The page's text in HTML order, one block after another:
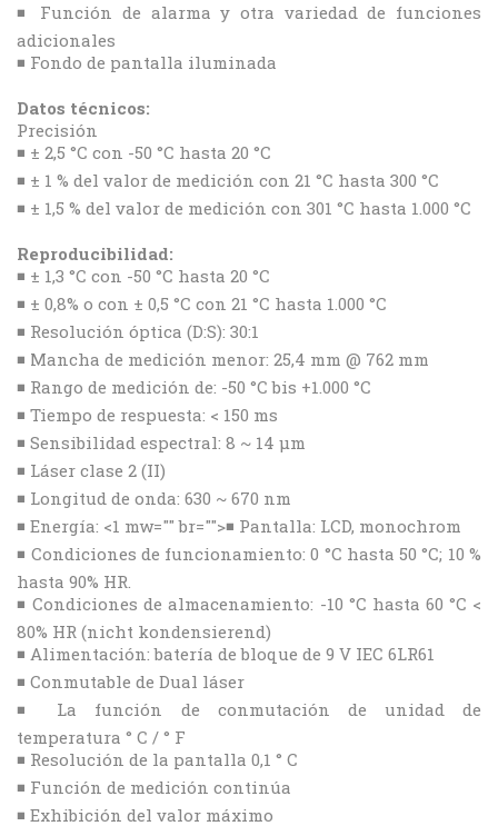
◾ Función de alarma y otra variedad de funciones
adicionales
◾ Fondo de pantalla iluminada
Datos técnicos:
Precisión
◾ ± 2,5 °C con -50 °C hasta 20 °C
◾ ± 1 % del valor de medición con 21 °C hasta 300 °C
◾ ± 1,5 % del valor de medición con 301 °C hasta 1.000 °C
Reproducibilidad:
◾ ± 1,3 °C con -50 °C hasta 20 °C
◾ ± 0,8% o con ± 0,5 °C con 21 °C hasta 1.000 °C
◾ Resolución óptica (D:S): 30:1
◾ Mancha de medición menor: 25,4 mm @ 762 mm
◾ Rango de medición de: -50 °C bis +1.000 °C
◾ Tiempo de respuesta: < 150 ms
◾ Sensibilidad espectral: 8 ~ 14 µm
◾ Láser clase 2 (II)
◾ Longitud de onda: 630 ~ 670 nm
◾ Energía: <1 mw="" br="">◾ Pantalla: LCD, monochrom
◾ Condiciones de funcionamiento: 0 °C hasta 50 °C; 10 %
hasta 90% HR.
◾ Condiciones de almacenamiento: -10 °C hasta 60 °C <
80% HR (nicht kondensierend)
◾ Alimentación: batería de bloque de 9 V IEC 6LR61
◾ Conmutable de Dual láser
◾ La función de conmutación de unidad de
temperatura ° C / ° F
◾ Resolución de la pantalla 0,1 ° C
◾ Función de medición continúa
◾ Exhibición del valor máximo